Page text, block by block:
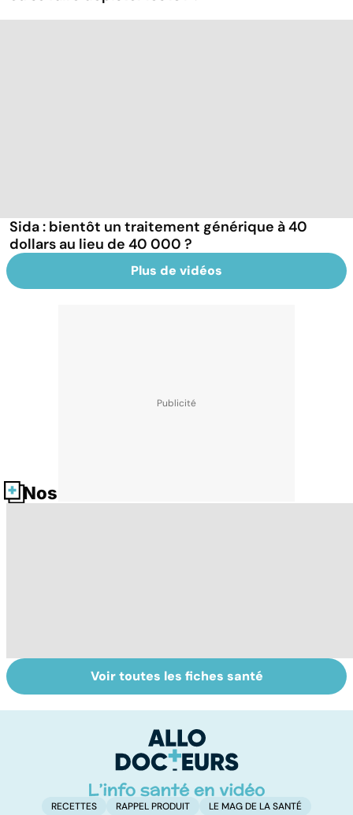
Sida : bientôt un traitement générique à 40
dollars au lieu de 40 000 ?
Plus de vidéos
Nos fiches santé
VIH : la maladie
dont on ne guérit
Faire du sport à
domicile, c'est
Voir toutes les fiches santé
RECETTES RAPPEL PRODUIT LE MAG DE LA SANTÉ